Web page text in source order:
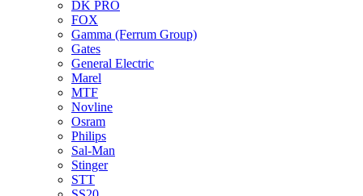
DK PRO
FOX
Gamma (Ferrum Group)
Gates
General Electric
Marel
MTF
Novline
Osram
Philips
Sal-Man
Stinger
STT